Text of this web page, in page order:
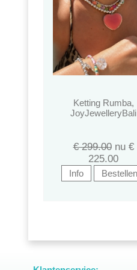
Ketting Rumba,
JoyJewelleryBali
€ 299.00nu €
225.00